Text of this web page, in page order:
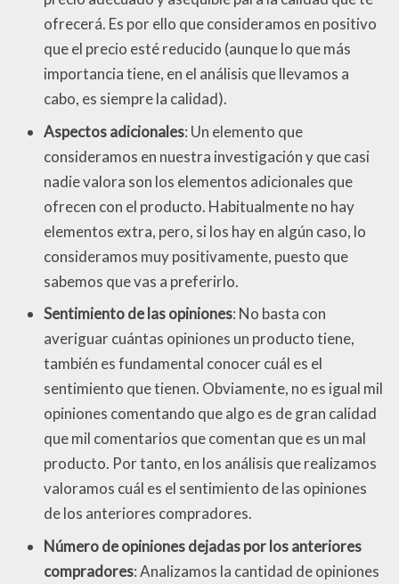
ofrecerá. Es por ello que consideramos en positivo
que el precio esté reducido (aunque lo que más
importancia tiene, en el análisis que llevamos a
cabo, es siempre la calidad).
Aspectos adicionales: Un elemento que
consideramos en nuestra investigación y que casi
nadie valora son los elementos adicionales que
ofrecen con el producto. Habitualmente no hay
elementos extra, pero, si los hay en algún caso, lo
consideramos muy positivamente, puesto que
sabemos que vas a preferirlo.
Sentimiento de las opiniones: No basta con
averiguar cuántas opiniones un producto tiene,
también es fundamental conocer cuál es el
sentimiento que tienen. Obviamente, no es igual mil
opiniones comentando que algo es de gran calidad
que mil comentarios que comentan que es un mal
producto. Por tanto, en los análisis que realizamos
valoramos cuál es el sentimiento de las opiniones
de los anteriores compradores.
Número de opiniones dejadas por los anteriores
compradores: Analizamos la cantidad de opiniones